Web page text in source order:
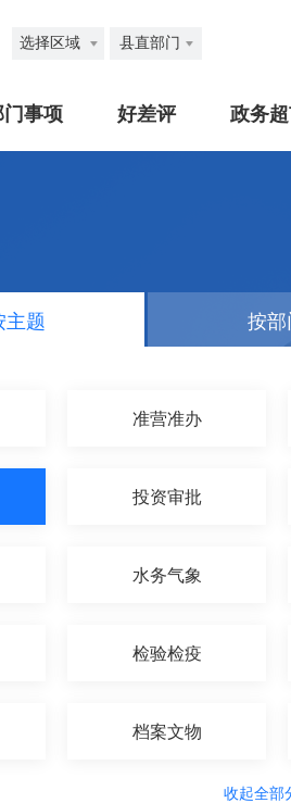
选择区域 县直部门
门事项 好差评 政务
主题 按部
准营准办
投资审批
水务气象
检验检疫
档案文物
收起全部